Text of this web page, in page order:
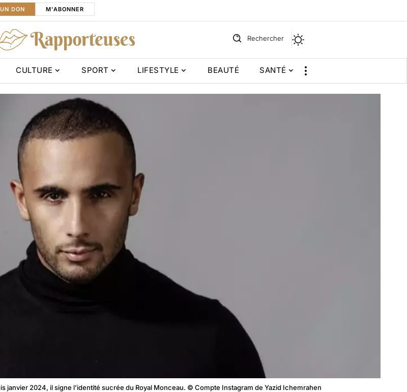
DON M'ABONNER
Rechercher
CULTURE SPORT LIFESTYLE BEAUTÉ SANTÉ
janvier 2024, il signe l’identité sucrée du Royal Monceau. © Compte Instagram de Yazid Ichemrahen